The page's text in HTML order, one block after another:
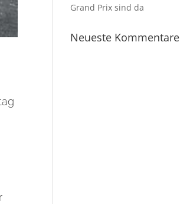
Grand Prix sind da
Neueste Kommentare